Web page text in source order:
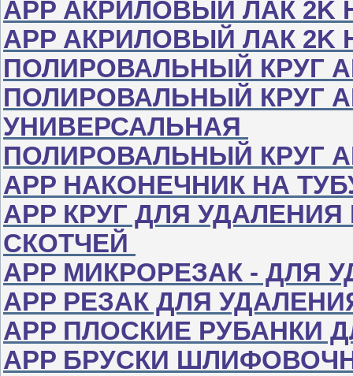
APP АКРИЛОВЫЙ ЛАК 2K
APP АКРИЛОВЫЙ ЛАК 2K
ПОЛИРОВАЛЬНЫЙ КРУГ
ПОЛИРОВАЛЬНЫЙ КРУГ
УНИВЕРСАЛЬНАЯ
ПОЛИРОВАЛЬНЫЙ КРУГ
APP НАКОНЕЧНИК НА
APP КРУГ ДЛЯ
СКОТЧЕЙ
APP МИКРОРЕЗАК - ДЛЯ
APP РЕЗАК ДЛЯ
APP ПЛОСКИЕ РУБАНКИ
APP БРУСКИ